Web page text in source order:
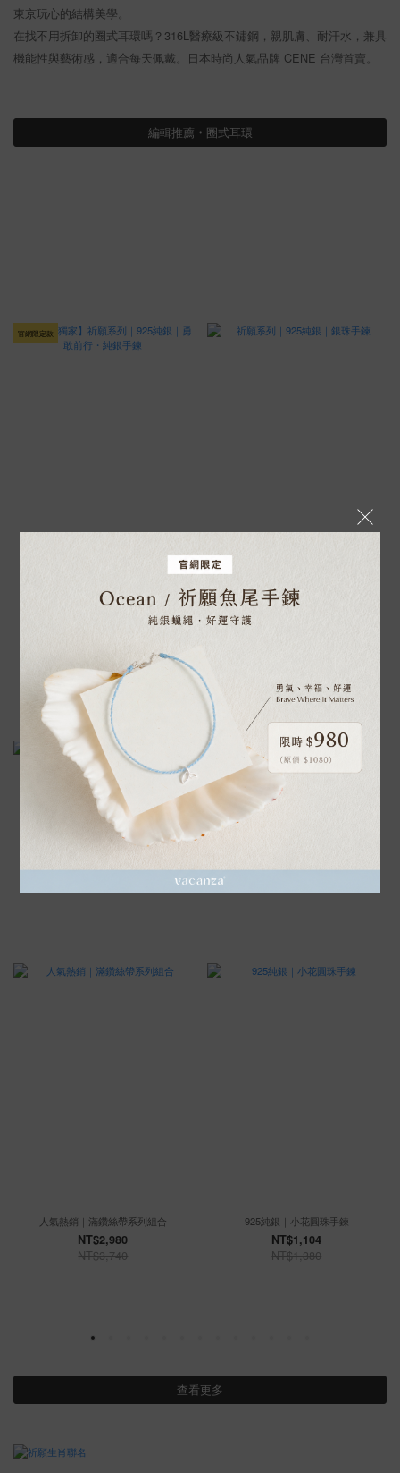
東京玩心的結構美學。
在找不用拆卸的圈式耳環嗎？316L醫療級不鏽鋼，親肌膚、耐汗水，兼具
機能性與藝術感，適合每天佩戴。日本時尚人氣品牌 CENE 台灣首賣。
編輯推薦・圈式耳環
官網限定款
勇敢前行・純銀手鍊
NT$800
人氣熱銷｜滿鑽絲帶系列組合
NT$2,980
NT$3,740
925純銀｜小花圓珠手鍊
NT$1,104
NT$1,380
查看更多